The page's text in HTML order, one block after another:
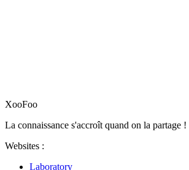
XooFoo
La connaissance s'accroît quand on la partage !
Websites :
Laboratory